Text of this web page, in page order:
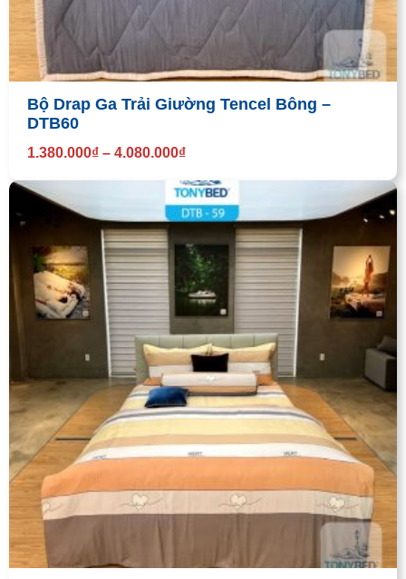
Bộ Drap Ga Trải Giường Tencel Bông –
DTB60
1.380.000₫ – 4.080.000₫